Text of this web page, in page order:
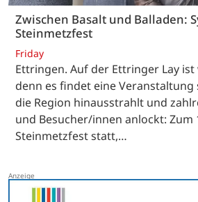
Zwischen Basalt und Balladen:
Steinmetzfest
Friday
Ettringen. Auf der Ettringer Lay ist
denn es findet eine
die Region hinausstrahlt und
und Besucher/innen anlockt: Zum
Steinmetzfest statt,…